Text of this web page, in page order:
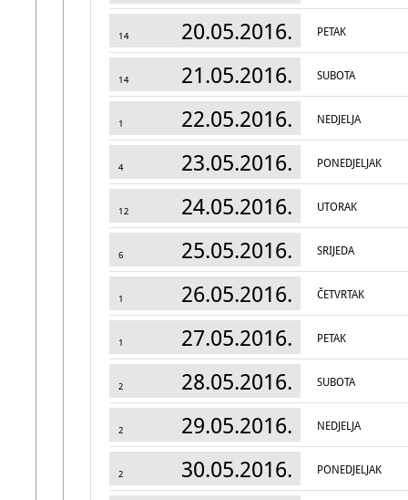
14 20.05.2016. PETAK
14 21.05.2016. SUBOTA
1 22.05.2016. NEDJELJA
4 23.05.2016. PONEDJELJAK
12 24.05.2016. UTORAK
6 25.05.2016. SRIJEDA
1 26.05.2016. ČETVRTAK
1 27.05.2016. PETAK
2 28.05.2016. SUBOTA
2 29.05.2016. NEDJELJA
2 30.05.2016. PONEDJELJAK